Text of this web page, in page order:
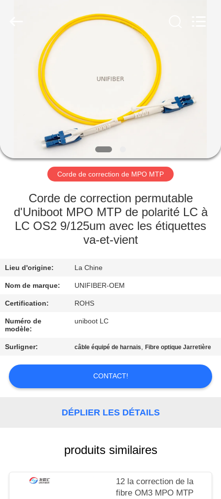
MAISON
PRODUITS
DE
NOUS
VISITE
D'USINE
QUALITÉ
CONTACTEZ-
NOUS
NOUVELLES
DEMANDEZ
CITATION
SITE
Corde de correction de MPO MTP
Corde de correction permutable
d'Uniboot MPO MTP de polarité LC à
LC OS2 9/125um avec les étiquettes
va-et-vient
Lieu d'origine: La Chine
Nom de marque: UNIFIBER-OEM
Certification: ROHS
Numéro de
modèle:
uniboot LC
Surligner: câble équipé de harnais,Fibre optique Jarretière
CONTACT!
DÉPLIER LES DÉTAILS
produits similaires
12 la correction de la
fibre OM3 MPO MTP